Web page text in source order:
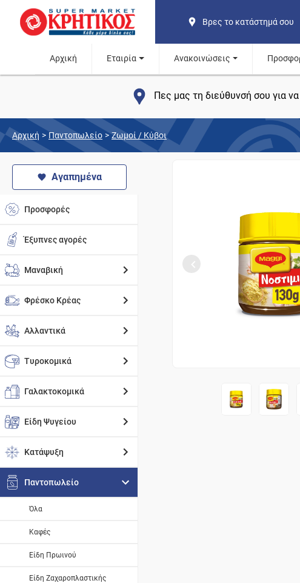
Βρες το κατάστημά σου
Αρχική Εταιρία Ανακοινώσεις
Πες μας τη διεύθυνσή σου για
Αρχική > Παντοπωλείο > Ζωμοί / Κύβοι
Αγαπημένα
Προσφορές
Έξυπνες αγορές
Μαναβική
Φρέσκο Κρέας
Αλλαντικά
Τυροκομικά
Γαλακτοκομικά
Είδη Ψυγείου
Κατάψυξη
Παντοπωλείο
Όλα
Καφές
Είδη Πρωινού
Είδη Ζαχαροπλαστικής